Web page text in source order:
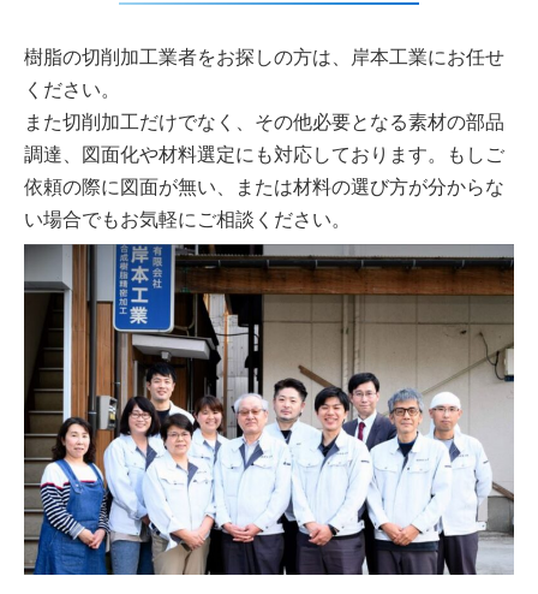
樹脂の切削加工業者をお探しの方は、岸本工業にお任せ
ください。
また切削加工だけでなく、その他必要となる素材の部品
調達、図面化や材料選定にも対応しております。もしご
依頼の際に図面が無い、または材料の選び方が分からな
い場合でもお気軽にご相談ください。